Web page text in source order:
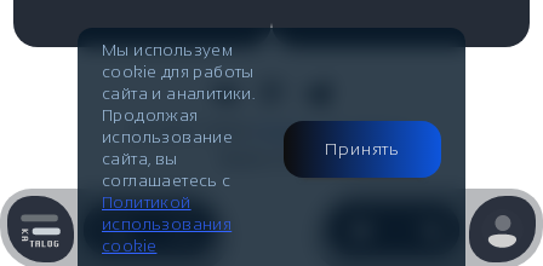
E-mail
info@indiastyle.ru
Публичная оферта
Look Book
Мы используем
cookie для работы
сайта и аналитики.
Продолжая
использование
сайта, вы
соглашаетесь с
Политикой
использования
cookie
Принять
© 2007-2026
Публичная оферта
Made in Flow